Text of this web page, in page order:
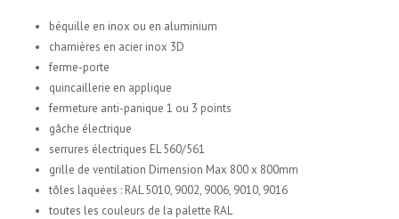
béquille en inox ou en aluminium
charnières en acier inox 3D
ferme-porte
quincaillerie en applique
fermeture anti-panique 1 ou 3 points
gâche électrique
serrures électriques EL 560/561
grille de ventilation Dimension Max 800 x 800mm
tôles laquées : RAL 5010, 9002, 9006, 9010, 9016
toutes les couleurs de la palette RAL